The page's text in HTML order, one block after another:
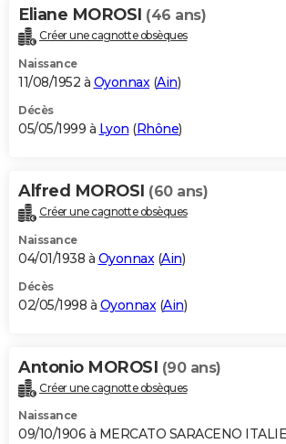
Eliane MOROSI (46 ans)
Créer une cagnotte obsèques
Naissance
11/08/1952 à Oyonnax(Ain)
Décès
05/05/1999 à Lyon (Rhône)
Alfred MOROSI (60 ans)
Créer une cagnotte obsèques
Naissance
04/01/1938 à Oyonnax (Ain)
Décès
02/05/1998 à Oyonnax (Ain)
Antonio MOROSI (90 ans)
Créer une cagnotte obsèques
Naissance
09/10/1906 à MERCATO SARACENO ITALIE